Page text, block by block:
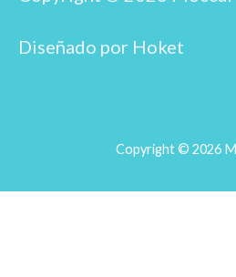
Diseñado por Hoket
Copyright © 2026